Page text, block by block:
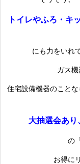
トイレやふろ・キ
にも力をいれ
ガス機
住宅設備機器のこと
大抽選会あり
の
お得に